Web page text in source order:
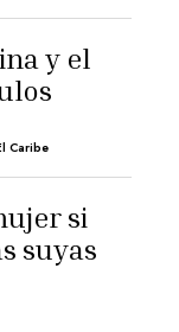
y el
Caribe
si
suyas